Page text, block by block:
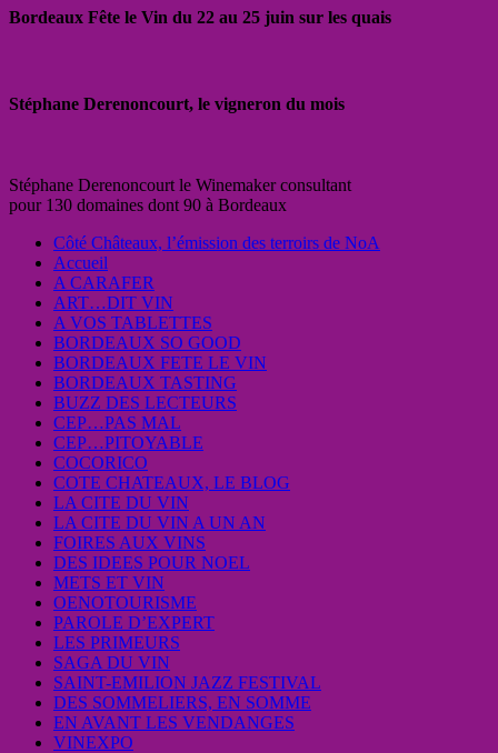
Bordeaux Fête le Vin du 22 au 25 juin sur les quais
Stéphane Derenoncourt, le vigneron du mois
Stéphane Derenoncourt le Winemaker consultant
pour 130 domaines dont 90 à Bordeaux
Côté Châteaux, l’émission des terroirs de NoA
Accueil
A CARAFER
ART…DIT VIN
A VOS TABLETTES
BORDEAUX SO GOOD
BORDEAUX FETE LE VIN
BORDEAUX TASTING
BUZZ DES LECTEURS
CEP…PAS MAL
CEP…PITOYABLE
COCORICO
COTE CHATEAUX, LE BLOG
LA CITE DU VIN
LA CITE DU VIN A UN AN
FOIRES AUX VINS
DES IDEES POUR NOEL
METS ET VIN
OENOTOURISME
PAROLE D’EXPERT
LES PRIMEURS
SAGA DU VIN
SAINT-EMILION JAZZ FESTIVAL
DES SOMMELIERS, EN SOMME
EN AVANT LES VENDANGES
VINEXPO